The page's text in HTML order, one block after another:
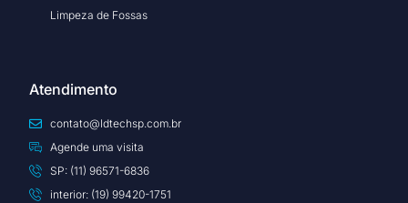
Limpeza de Fossas
Atendimento
contato@ldtechsp.com.br
Agende uma visita
SP: (11) 96571-6836
interior: (19) 99420-1751